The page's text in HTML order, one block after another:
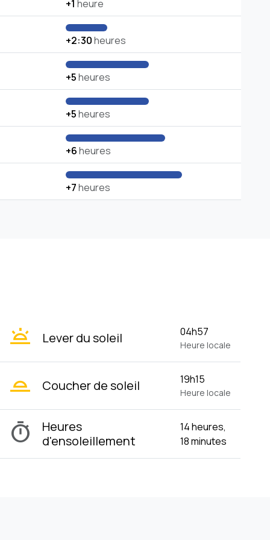
+1 heure
+2:30heures
+5heures
+5heures
+6heures
+7heures
wb_twilight Lever du soleil 04h57
Heure locale
wb_twilight_2 Coucher de soleil 19h15
Heure locale
timer
Heures
d'ensoleillement
14 heures,
18 minutes